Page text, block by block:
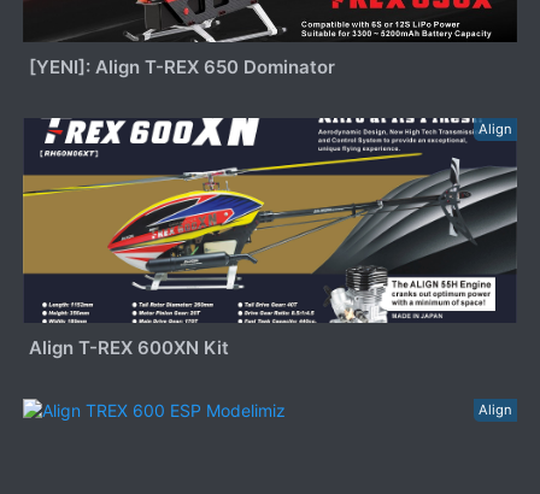
[YENI]: Align T-REX 650 Dominator
Align
Align T-REX 600XN Kit
Align